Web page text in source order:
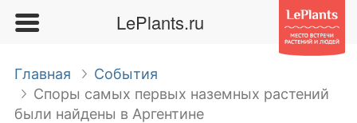
LePlants.ru
Главная
События
Споры самых первых наземных растений
были найдены в Аргентине